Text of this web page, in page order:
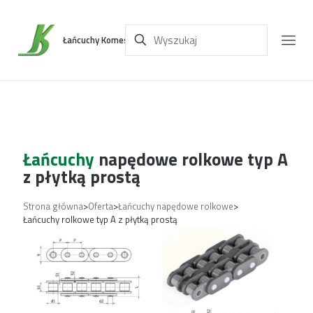
Łańcuchy Komes
Łańcuchy napędowe rolkowe typ A
z płytką prostą
Strona główna>Oferta>Łańcuchy napędowe rolkowe>
Łańcuchy rolkowe typ A z płytką prostą